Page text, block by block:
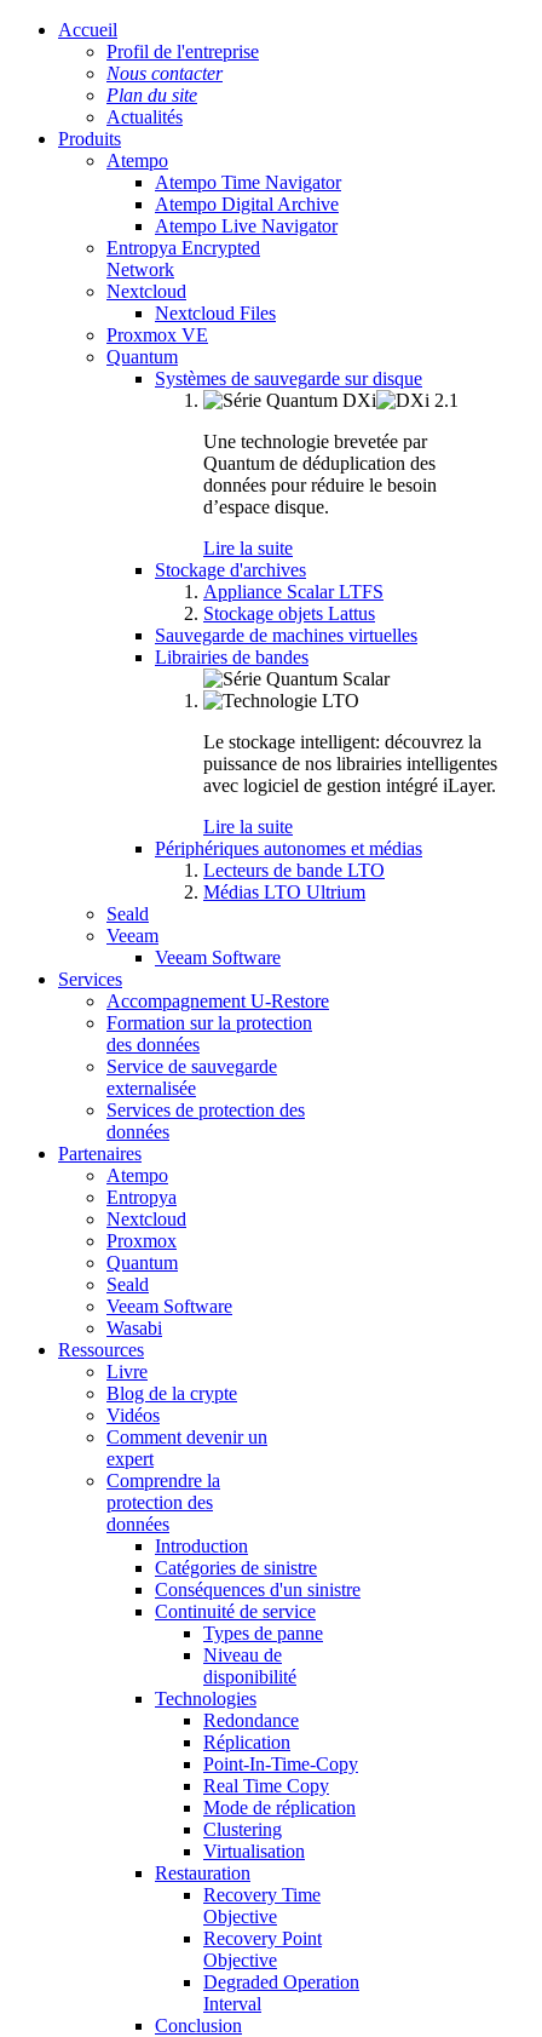
Accueil
Profil de l'entreprise
Nous contacter
Plan du site
Actualités
Produits
Atempo
Atempo Time Navigator
Atempo Digital Archive
Atempo Live Navigator
Entropya Encrypted
Network
Nextcloud
Nextcloud Files
Proxmox VE
Quantum
Systèmes de sauvegarde sur disque
Une technologie brevetée par
Quantum de déduplication des
données pour réduire le besoin
d’espace disque.
Lire la suite
Stockage d'archives
Appliance Scalar LTFS
Stockage objets Lattus
Sauvegarde de machines virtuelles
Librairies de bandes
Le stockage intelligent: découvrez la
puissance de nos librairies intelligentes
avec logiciel de gestion intégré iLayer.
Lire la suite
Périphériques autonomes et médias
Lecteurs de bande LTO
Médias LTO Ultrium
Seald
Veeam
Veeam Software
Services
Accompagnement U-Restore
Formation sur la protection
des données
Service de sauvegarde
externalisée
Services de protection des
données
Partenaires
Atempo
Entropya
Nextcloud
Proxmox
Quantum
Seald
Veeam Software
Wasabi
Ressources
Livre
Blog de la crypte
Vidéos
Comment devenir un
expert
Comprendre la
protection des
données
Introduction
Catégories de sinistre
Conséquences d'un sinistre
Continuité de service
Types de panne
Niveau de
disponibilité
Technologies
Redondance
Réplication
Point-In-Time-Copy
Real Time Copy
Mode de réplication
Clustering
Virtualisation
Restauration
Recovery Time
Objective
Recovery Point
Objective
Degraded Operation
Interval
Conclusion